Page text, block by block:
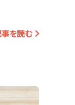
を読む